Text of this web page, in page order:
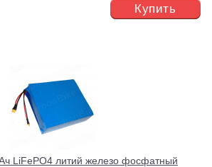
Купить
LiFePO4 литий железо фосфатный